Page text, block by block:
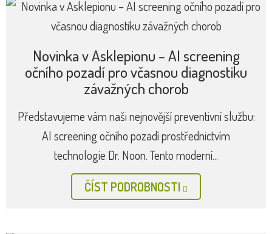
Novinka v Asklepionu – AI screening
očního pozadí pro včasnou diagnostiku
závažných chorob
Představujeme vám naši nejnovější preventivní službu:
AI screening očního pozadí prostřednictvím
technologie Dr. Noon. Tento moderní...
ČÍST PODROBNOSTI